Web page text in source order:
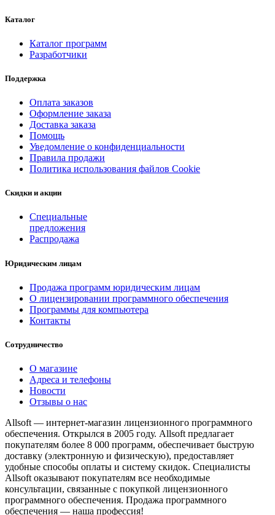
Каталог
Каталог программ
Разработчики
Поддержка
Оплата заказов
Оформление заказа
Доставка заказа
Помощь
Уведомление о конфиденциальности
Правила продажи
Политика использования файлов Cookie
Скидки и акции
Специальные
предложения
Распродажа
Юридическим лицам
Продажа программ юридическим лицам
О лицензировании программного обеспечения
Программы для компьютера
Контакты
Сотрудничество
О магазине
Адреса и телефоны
Новости
Отзывы о нас
Allsoft — интернет-магазин лицензионного программного
обеспечения. Открылся в 2005 году. Allsoft предлагает
покупателям более 8 000 программ, обеспечивает быструю
доставку (электронную и физическую), предоставляет
удобные способы оплаты и систему скидок. Специалисты
Allsoft оказывают покупателям все необходимые
консультации, связанные с покупкой лицензионного
программного обеспечения. Продажа программного
обеспечения — наша профессия!